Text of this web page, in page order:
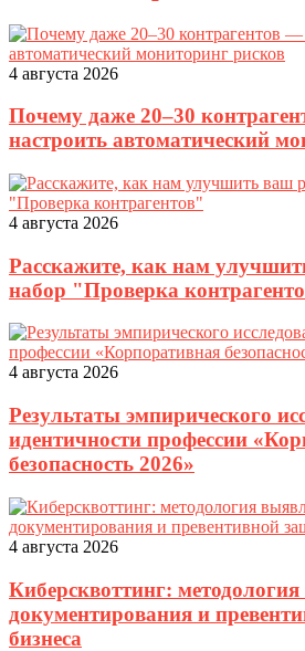
4 августа 2026
Почему даже 20–30
настроить автоматический
4 августа 2026
Расскажите, как нам
набор "Проверка
4 августа 2026
Результаты эмпирического
идентичности профессии
безопасность 2026»
4 августа 2026
Киберсквоттинг:
документирования и
бизнеса